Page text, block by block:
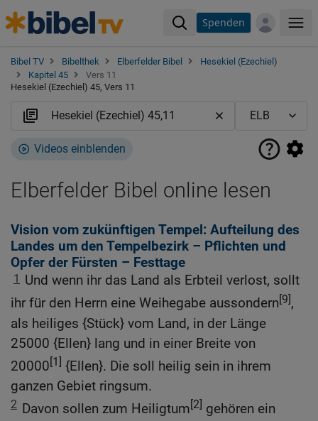
Spenden
Bibel TV Bibelthek Elberfelder Bibel
Hesekiel (Ezechiel)
Kapitel 45
Vers 11
Hesekiel (Ezechiel) 45, Vers 11
Videos einblenden
Elberfelder Bibel online lesen
Vision vom zukünftigen Tempel: Aufteilung des
Landes um den Tempelbezirk – Pflichten und
Opfer der Fürsten – Festtage
1
Und wenn ihr das Land als Erbteil verlost, sollt
ihr für den Herrn eine Weihegabe aussondern[9],
als heiliges {Stück} vom Land, in der Länge
25000 {Ellen} lang und in einer Breite von
20000[1] {Ellen}. Die soll heilig sein in ihrem
ganzen Gebiet ringsum.
2 Davon sollen zum Heiligtum[2] gehören ein